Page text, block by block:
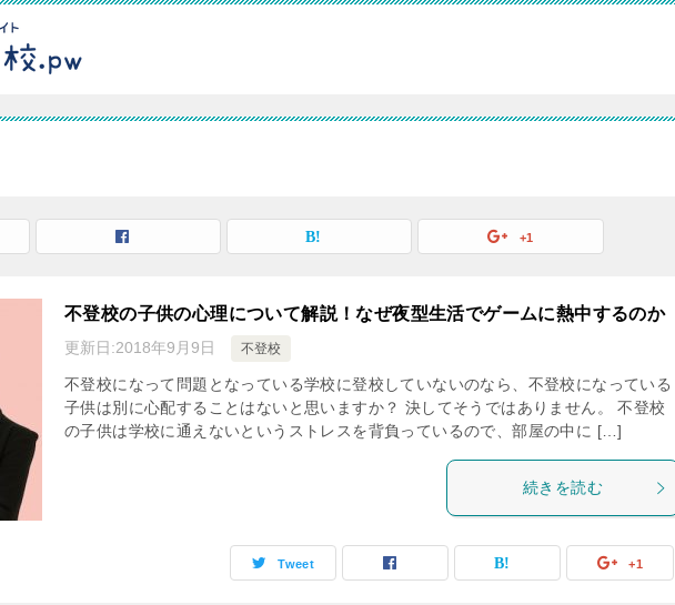
+1
不登校の子供の心理について解説！なぜ夜型生活でゲームに熱中するのか
更新日:2018年9月9日 不登校
不登校になって問題となっている学校に登校していないのなら、不登校になっている
子供は別に心配することはないと思いますか？ 決してそうではありません。 不登校
の子供は学校に通えないというストレスを背負っているので、部屋の中に […]
続きを読む
Tweet +1